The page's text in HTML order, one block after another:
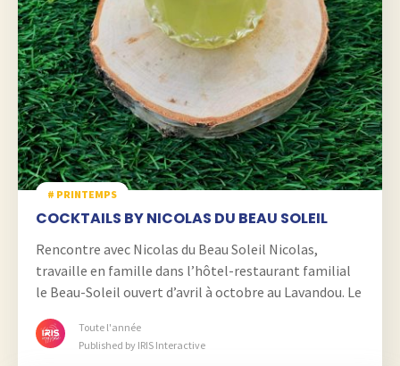
# PRINTEMPS
COCKTAILS BY NICOLAS DU BEAU SOLEIL
Rencontre avec Nicolas du Beau Soleil Nicolas,
travaille en famille dans l’hôtel-restaurant familial
le Beau-Soleil ouvert d’avril à octobre au Lavandou. Le
bar en travaillant sur Phuket, ou encore New York
Dublin, Majorque, Sydney… Sa partie préférée du
Toute l'année
Published by IRIS Interactive